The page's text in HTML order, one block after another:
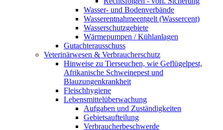
Wasser- und Bodenverbände
Wasserentnahmeentgelt (Wassercent)
Wasserschutzgebiete
Wärmepumpen / Kühlanlagen
Gutachterausschuss
Veterinärwesen & Verbraucherschutz
Hinweise zu Tierseuchen, wie Geflügelpest,
Afrikanische Schweinepest und
Blauzungenkrankheit
Fleischhygiene
Lebensmittelüberwachung
Aufgaben und Zuständigkeiten
Gebietsaufteilung
Verbraucherbeschwerde